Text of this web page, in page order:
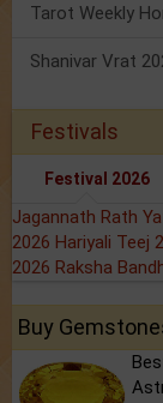
Tarot Weekly
Festivals
Festival 2026
Jagannath Rath
2026 Hariyali Teej
2026 Raksha
Buy